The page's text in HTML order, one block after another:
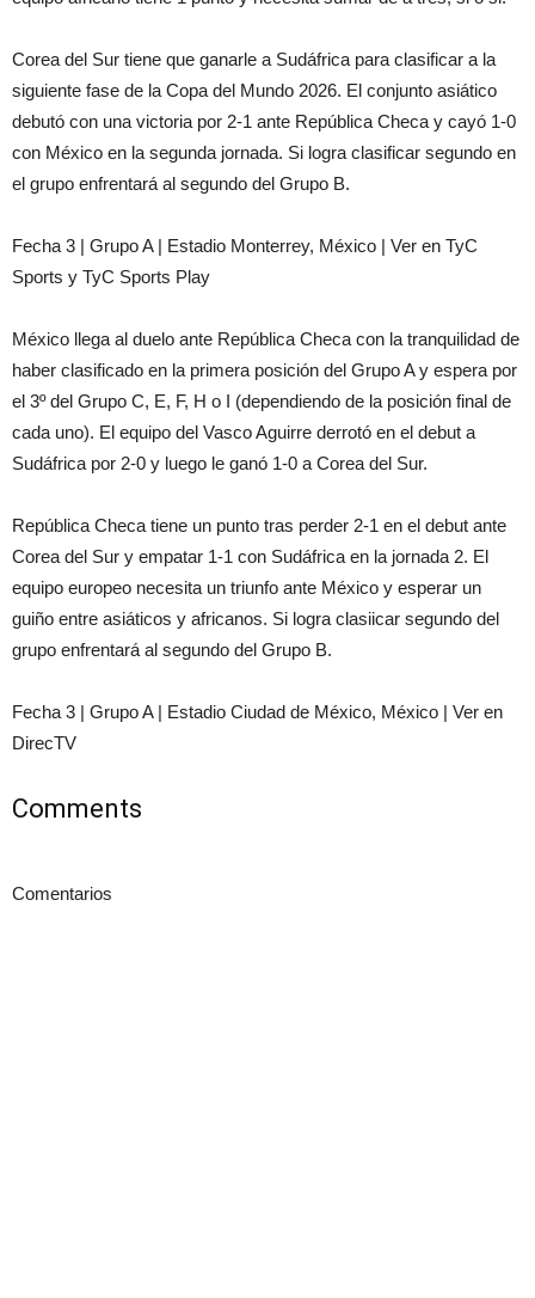
Corea del Sur tiene que ganarle a Sudáfrica para clasificar a la
siguiente fase de la Copa del Mundo 2026. El conjunto asiático
debutó con una victoria por 2-1 ante República Checa y cayó 1-0
con México en la segunda jornada. Si logra clasificar segundo en
el grupo enfrentará al segundo del Grupo B.
Fecha 3 | Grupo A | Estadio Monterrey, México | Ver en TyC
Sports y TyC Sports Play
México llega al duelo ante República Checa con la tranquilidad de
haber clasificado en la primera posición del Grupo A y espera por
el 3º del Grupo C, E, F, H o I (dependiendo de la posición final de
cada uno). El equipo del Vasco Aguirre derrotó en el debut a
Sudáfrica por 2-0 y luego le ganó 1-0 a Corea del Sur.
República Checa tiene un punto tras perder 2-1 en el debut ante
Corea del Sur y empatar 1-1 con Sudáfrica en la jornada 2. El
equipo europeo necesita un triunfo ante México y esperar un
guiño entre asiáticos y africanos. Si logra clasiicar segundo del
grupo enfrentará al segundo del Grupo B.
Fecha 3 | Grupo A | Estadio Ciudad de México, México | Ver en
DirecTV
Comments
Comentarios